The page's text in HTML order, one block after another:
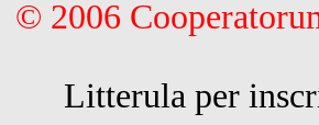
© 2006
Litterula per